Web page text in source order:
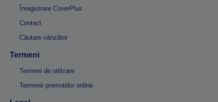
Înregistrare CoverPlus
Contact
Căutare vânzător
Termeni
Termeni de utilizare
Termenii promoțiilor online